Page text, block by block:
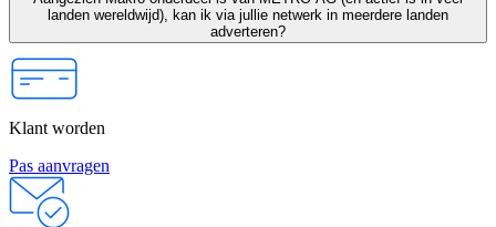
landen wereldwijd), kan ik via jullie netwerk in meerdere landen
adverteren?
Klant worden
Pas aanvragen